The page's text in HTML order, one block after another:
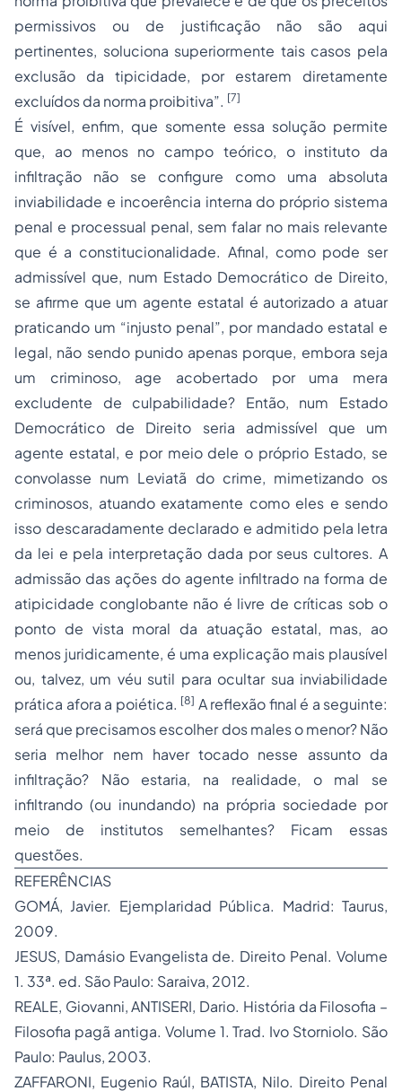
permissivos ou de justificação não são aqui
pertinentes, soluciona superiormente tais casos pela
exclusão da tipicidade, por estarem diretamente
excluídos da norma proibitiva”. [7]
É visível, enfim, que somente essa solução permite
que, ao menos no campo teórico, o instituto da
infiltração não se configure como uma absoluta
inviabilidade e incoerência interna do próprio sistema
penal e processual penal, sem falar no mais relevante
que é a constitucionalidade. Afinal, como pode ser
admissível que, num Estado Democrático de Direito,
se afirme que um agente estatal é autorizado a atuar
praticando um “injusto penal”, por mandado estatal e
legal, não sendo punido apenas porque, embora seja
um criminoso, age acobertado por uma mera
excludente de culpabilidade? Então, num Estado
Democrático de Direito seria admissível que um
agente estatal, e por meio dele o próprio Estado, se
convolasse num Leviatã do crime, mimetizando os
criminosos, atuando exatamente como eles e sendo
isso descaradamente declarado e admitido pela letra
da lei e pela interpretação dada por seus cultores. A
admissão das ações do agente infiltrado na forma de
atipicidade conglobante não é livre de críticas sob o
ponto de vista moral da atuação estatal, mas, ao
menos juridicamente, é uma explicação mais plausível
ou, talvez, um véu sutil para ocultar sua inviabilidade
prática afora a poiética. [8] A reflexão final é a seguinte:
será que precisamos escolher dos males o menor? Não
seria melhor nem haver tocado nesse assunto da
infiltração? Não estaria, na realidade, o mal se
infiltrando (ou inundando) na própria sociedade por
meio de institutos semelhantes? Ficam essas
questões.
REFERÊNCIAS
GOMÁ, Javier. Ejemplaridad Pública. Madrid: Taurus,
2009.
JESUS, Damásio Evangelista de. Direito Penal. Volume
1. 33ª. ed. São Paulo: Saraiva, 2012.
REALE, Giovanni, ANTISERI, Dario. História da Filosofia –
Filosofia pagã antiga. Volume 1. Trad. Ivo Storniolo. São
Paulo: Paulus, 2003.
ZAFFARONI, Eugenio Raúl, BATISTA, Nilo. Direito Penal